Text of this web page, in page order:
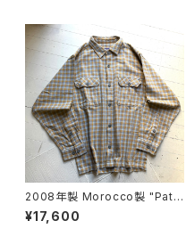
2008年製 Morocco製 "Pata
gonia" heavy flannel shirt
¥17,600